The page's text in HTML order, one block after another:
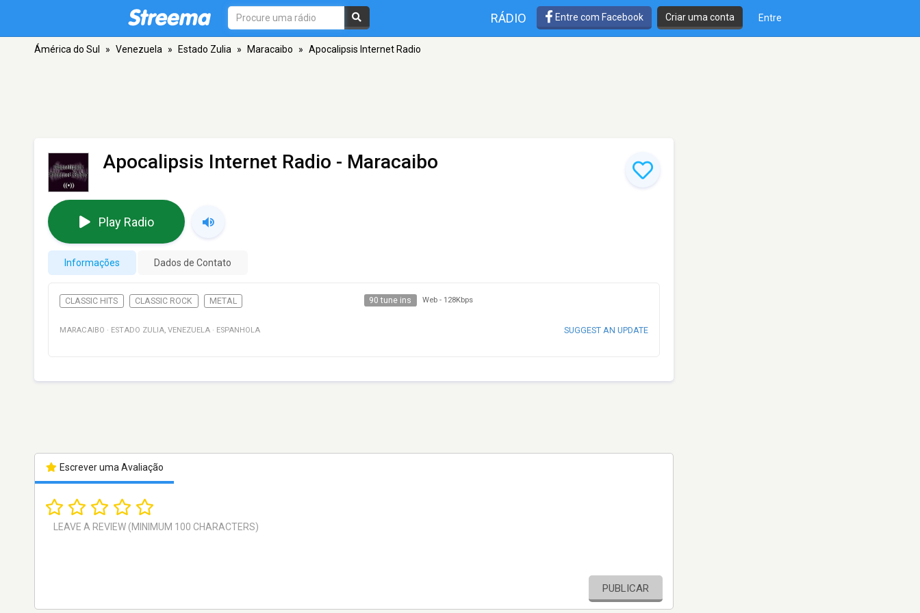
RÁDIO Entre com Facebook Criar uma conta Entre
Ámérica do Sul » Venezuela » Estado Zulia » Maracaibo » Apocalipsis Internet Radio
Apocalipsis Internet Radio - Maracaibo
Play Radio
Informações Dados de Contato
CLASSIC HITS CLASSIC ROCK METAL 90 tune ins Web - 128Kbps
MARACAIBO · ESTADO ZULIA, VENEZUELA · ESPANHOLA SUGGEST AN UPDATE
Escrever uma Avaliação
PUBLICAR